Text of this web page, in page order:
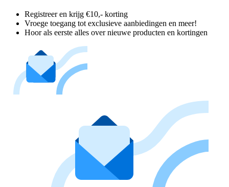
Registreer en krijg €10,- korting
Vroege toegang tot exclusieve aanbiedingen en meer!
Hoor als eerste alles over nieuwe producten en kortingen